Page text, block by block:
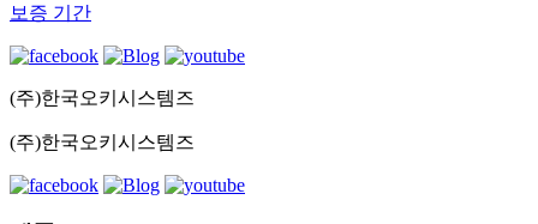
보증 기간
(주)한국오키시스템즈
(주)한국오키시스템즈